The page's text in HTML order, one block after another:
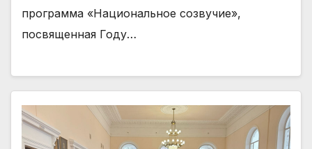
программа «Национальное созвучие»,
посвященная Году…